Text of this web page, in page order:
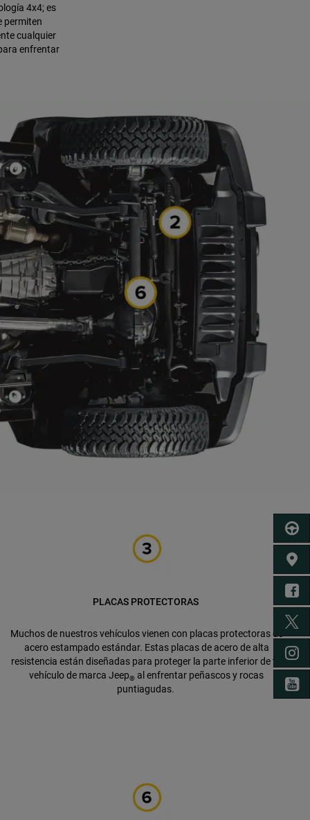
4x4; es
permiten
cualquier
enfrentar
PLACAS PROTECTORAS
Muchos de nuestros vehículos vienen con placas protectoras de
acero estampado estándar. Estas placas de acero de alta
resistencia están diseñadas para proteger la parte inferior de tu
vehículo de marca Jeep® al enfrentar peñascos y rocas
puntiagudas.